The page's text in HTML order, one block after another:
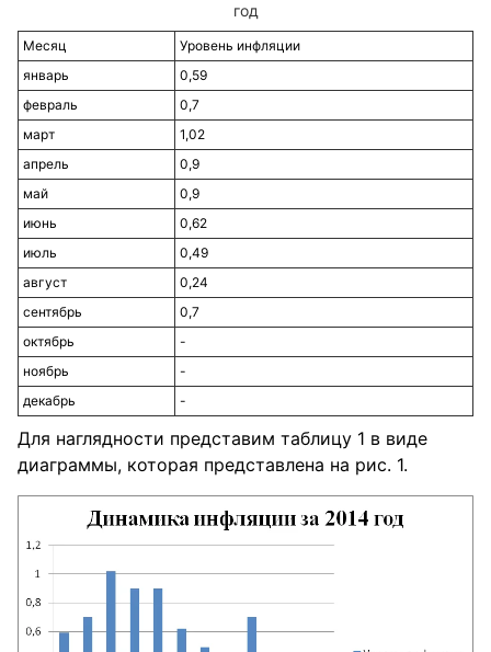
год
Месяц
Уровень инфляции
январь
0,59
февраль
0,7
март
1,02
апрель
0,9
май
0,9
июнь
0,62
июль
0,49
август
0,24
сентябрь
0,7
октябрь
-
ноябрь
-
декабрь
-
Для наглядности представим таблицу 1 в виде
диаграммы, которая представлена на рис. 1.